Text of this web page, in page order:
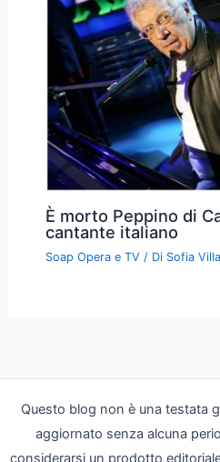
È morto Peppino di
cantante italiano
Soap Opera e TV / Di Sofia
Questo blog non è una testata
aggiornato senza alcuna
considerarsi un prodotto